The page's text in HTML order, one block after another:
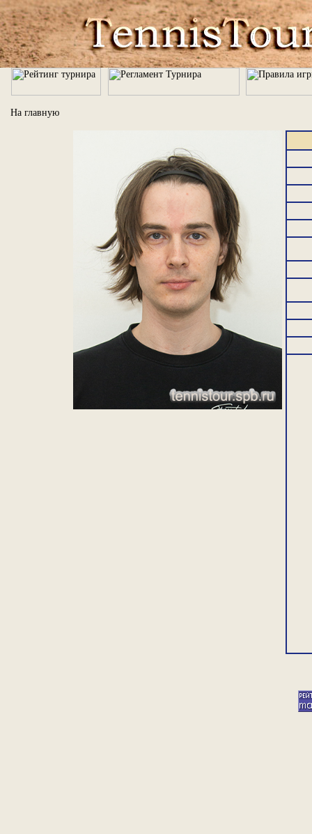
На главную